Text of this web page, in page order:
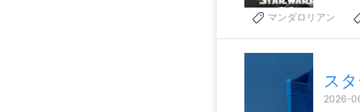
マンダロリアン
ス
2026-